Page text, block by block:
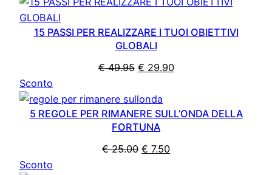
€ 10.00
offerta
15 PASSI PER REALIZZARE I TUOI OBIETTIVI
GLOBALI
€49.95 Il
originale
era:
€ 49.95.
€ 29.90Il
è:
Sconto
in
offerta
5 REGOLE PER RIMANERE SULL’ONDA DELLA
FORTUNA
€25.00 Il
€ 7.50Il
Sconto